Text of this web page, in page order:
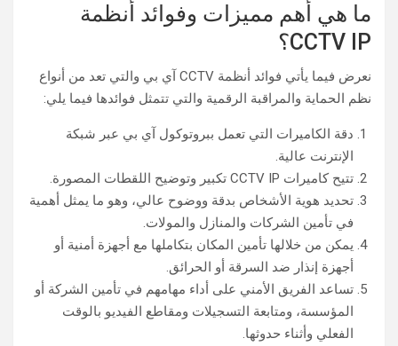
ما هي أهم مميزات وفوائد أنظمة
CCTV IP؟
نعرض فيما يأتي فوائد أنظمة CCTV آي بي والتي تعد من أنواع
نظم الحماية والمراقبة الرقمية والتي تتمثل فوائدها فيما يلي:
دقة الكاميرات التي تعمل ببروتوكول آي بي عبر شبكة
الإنترنت عالية.
تتيح كاميرات CCTV IP تكبير وتوضيح اللقطات المصورة.
تحديد هوية الأشخاص بدقة ووضوح عالي، وهو ما يمثل أهمية
في تأمين الشركات والمنازل والمولات.
يمكن من خلالها تأمين المكان بتكاملها مع أجهزة أمنية أو
أجهزة إنذار ضد السرقة أو الحرائق.
تساعد الفريق الأمني على أداء مهامهم في تأمين الشركة أو
المؤسسة، ومتابعة التسجيلات ومقاطع الفيديو بالوقت
الفعلي وأثناء حدوثها.